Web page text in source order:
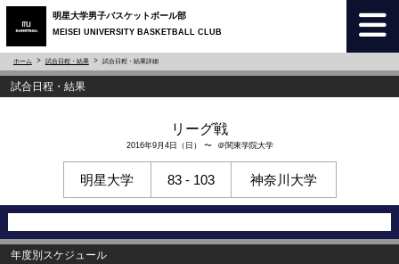
明星大学男子バスケットボール部
MEISEI UNIVERSITY BASKETBALL CLUB
ホーム 試合日程・結果 試合日程・結果詳細
試合日程・結果
リーグ戦
2016年9月4日（日） 〜 ＠関東学院大学
明星大学 83 - 103 神奈川大学
年度別スケジュール